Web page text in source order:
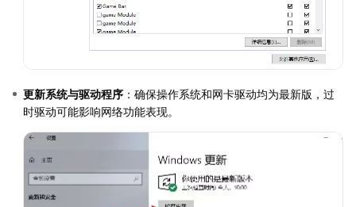
更新系统与驱动程序 ：确保操作系统和网卡驱动均为最新版，过
时驱动可能影响网络功能表现。